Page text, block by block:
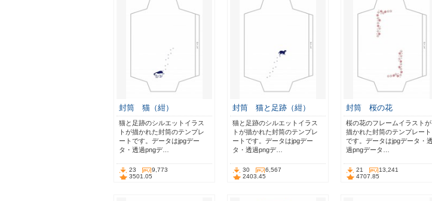
封筒 猫（紺）
猫と足跡のシルエットイラス
トが描かれた封筒のテンプレ
ートです。データはjpgデー
タ・透過pngデ…
23
9,773
3501.05
封筒 猫と足跡（紺）
猫と足跡のシルエットイラス
トが描かれた封筒のテンプレ
ートです。データはjpgデー
タ・透過pngデ…
30
6,567
2403.45
封筒 桜の花
桜の花のフレームイラストが
描かれた封筒のテンプレート
です。データはjpgデータ・透
過pngデータ…
21
13,241
4707.85